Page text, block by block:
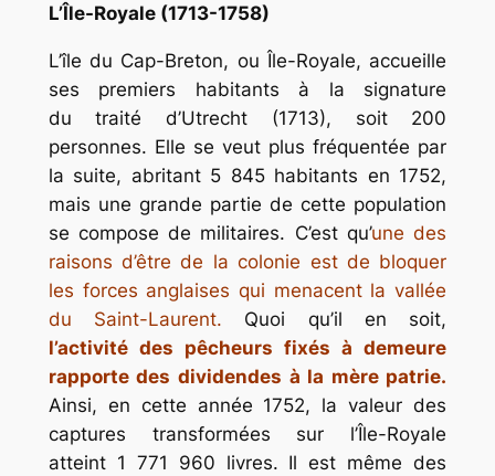
L’Île-Royale (1713-1758)
L’île du Cap-Breton, ou Île-Royale, accueille
ses premiers habitants à la signature
du traité d’Utrecht (1713), soit 200
personnes. Elle se veut plus fréquentée par
la suite, abritant 5 845 habitants en 1752,
mais une grande partie de cette population
se compose de militaires. C’est qu’une des
raisons d’être de la colonie est de bloquer
les forces anglaises qui menacent la vallée
du Saint-Laurent. Quoi qu’il en soit,
l’activité des pêcheurs fixés à demeure
rapporte des dividendes à la mère patrie.
Ainsi, en cette année 1752, la valeur des
captures transformées sur l’Île-Royale
atteint 1 771 960 livres. Il est même des